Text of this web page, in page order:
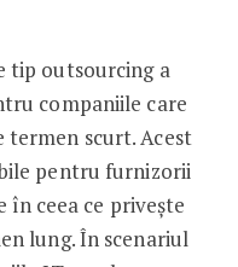
tip outsourcing a
companiile care
termen scurt. Acest
pentru furnizorii
în ceea ce privește
lung. În scenariul